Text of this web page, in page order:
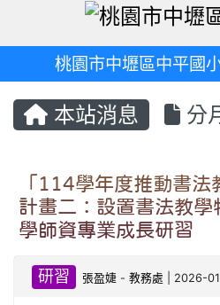
桃園市中壢區中平國
本站消息 分
「114學年度推動書
計畫二：設置書法教學
學師資專業成長研習
研習 張盈婕 -教務處 | 2026-